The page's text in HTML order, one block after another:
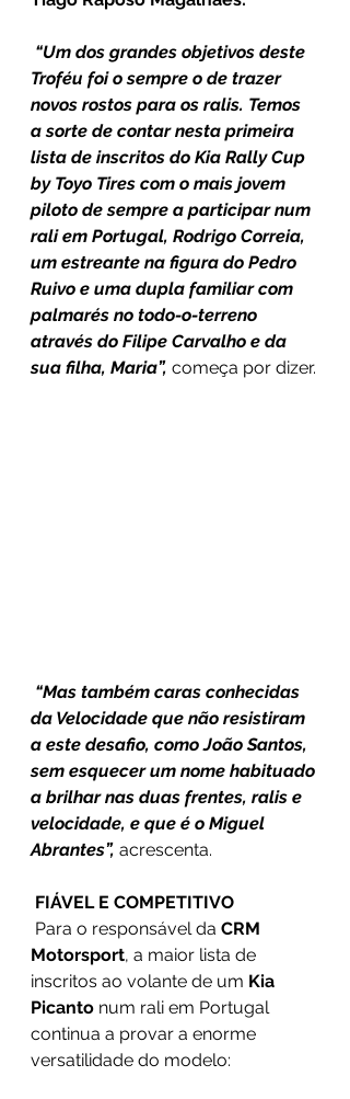
“Um dos grandes objetivos deste
Troféu foi o sempre o de trazer
novos rostos para os ralis. Temos
a sorte de contar nesta primeira
lista de inscritos do Kia Rally Cup
by Toyo Tires com o mais jovem
piloto de sempre a participar num
rali em Portugal, Rodrigo Correia,
um estreante na figura do Pedro
Ruivo e uma dupla familiar com
palmarés no todo-o-terreno
através do Filipe Carvalho e da
sua filha, Maria”, começa por dizer.
“Mas também caras conhecidas
da Velocidade que não resistiram
a este desafio, como João Santos,
sem esquecer um nome habituado
a brilhar nas duas frentes, ralis e
velocidade, e que é o Miguel
Abrantes”, acrescenta.
FIÁVEL E COMPETITIVO
Para o responsável da CRM
Motorsport, a maior lista de
inscritos ao volante de um Kia
Picanto num rali em Portugal
continua a provar a enorme
versatilidade do modelo: